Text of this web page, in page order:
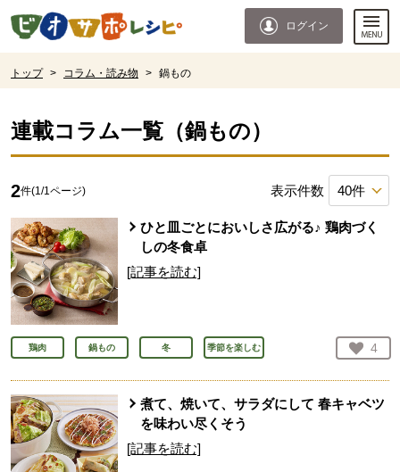
ページの先頭です。
ログイン
トップ > コラム・読み物 > 鍋もの
連載コラム一覧（鍋もの）
2件(1 /1 ページ) 表示件数
ひと皿ごとにおいしさ広がる♪ 鶏肉づく
しの冬食卓
[記事を読む]
鶏肉 鍋もの 冬 季節を楽しむ お気
4
人
煮て、焼いて、サラダにして 春キャベツ
を味わい尽くそう
[記事を読む]